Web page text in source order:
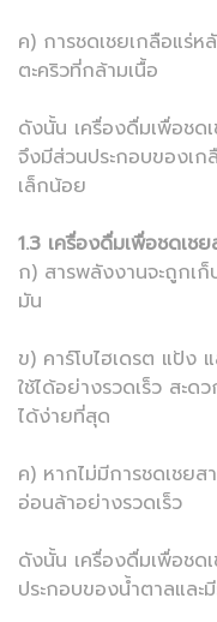
ค) การชดเชยเกลือแร่
ตะคริวที่กล้ามเนื้อ
ดังนั้น เครื่องดื่มเพื่อชด
จึงมีส่วนประกอบของเก
เล็กน้อย
1.3 เครื่องดื่มเพื่อชดเช
ก) สารพลังงานจะถูกเก็
มัน
ข) คาร์โบไฮเดรต แป้ง
ใช้ได้อย่างรวดเร็ว สะด
ได้ง่ายที่สุด
ค) หากไม่มีการชดเชยส
อ่อนล้าอย่างรวดเร็ว
ดังนั้น เครื่องดื่มเพื่อชด
ประกอบของน้ำตาลและ